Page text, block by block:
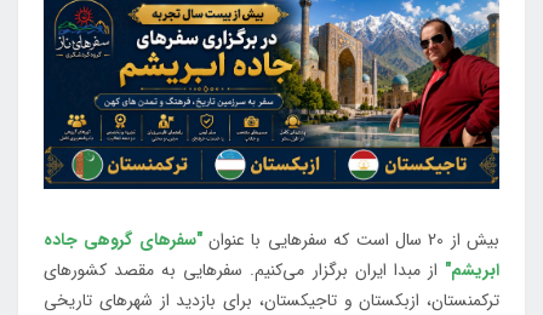
بیش از 20 سال است که سفرهایی با عنوان
"سفرهای گروهی جاده
ابریشم" از مبدا ایران برگزار می‌کنیم. سفرهایی به مقصد کشورهای
ترکمنستان، ازبکستان و تاجیکستان، برای بازدید از شهرهای تاریخی